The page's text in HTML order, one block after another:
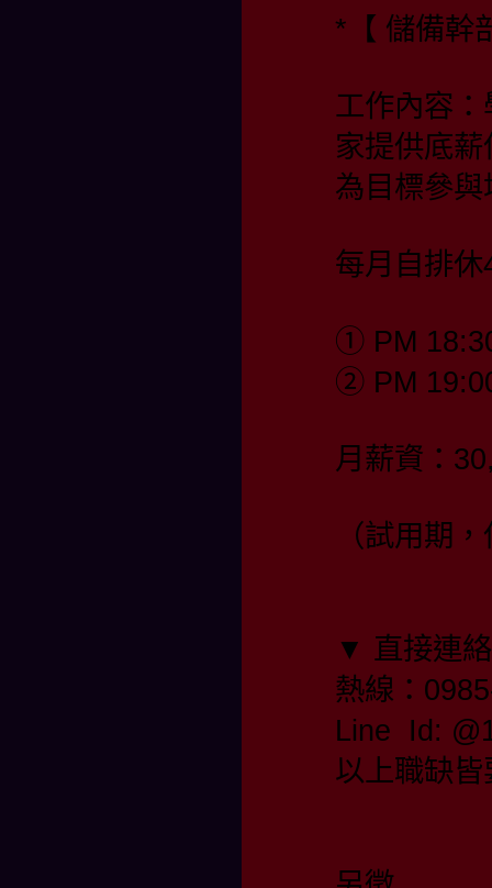
*【 儲備幹
工作內容
家提供底
為目標參與
每月自排休
① PM
② PM
月薪資：
（試用期
▼ 直接連
熱線：
Line  Id:
以上職缺